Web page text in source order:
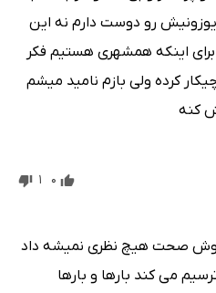
رو دوست دارم نه این
اینکه همشهری هستیم فکر
کرده ولی بازم نامید میشم
کنه
0
1
صحت هیچ نظری نمیشه داد
می کند بارها و بارها